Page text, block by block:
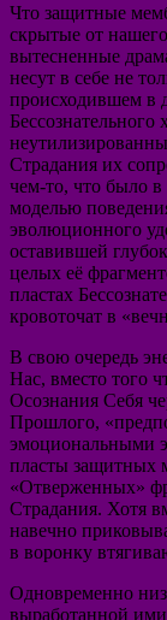
Что защитные
скрытые от
вытесненные
несут в себе не
происходившем в
Страдания их
чем-то, что было
моделью
эволюционного
оставившей
целых её
пластах
кровоточат в
В свою очередь
Нас, вместо того
Осознания Себя
Прошлого,
эмоциональными
пласты защитных
«Отверженных»
Страдания. Хотя
навечно
в воронку
Одновременно
выработанной